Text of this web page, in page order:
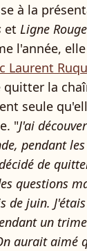
à la
et Ligne Rouge
l'année,
Laurent
la
seule
"J'ai
pendant les
de
questions
juin.
un
aurait aimé